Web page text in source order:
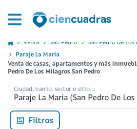
Venta San Pedro
San Pedro De Los
Paraje La Maria
Venta de casas, apartamentos y más
Pedro De Los Milagros San Pedro
Ciudad, barrio, sector o sitio...
Filtros